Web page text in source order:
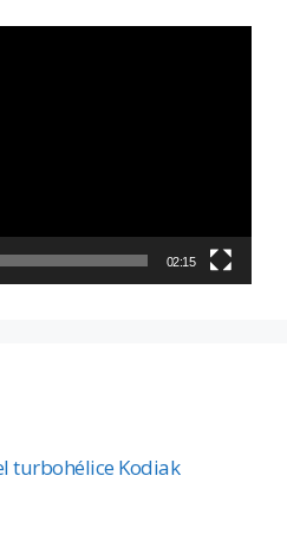
02:15
turbohélice Kodiak